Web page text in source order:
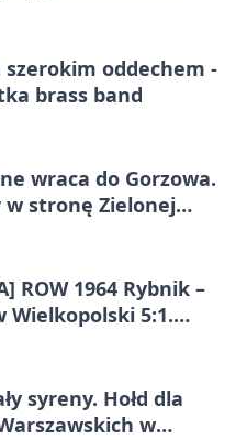
szerokim oddechem -
brass band
wraca do Gorzowa.
w stronę Zielonej
ROW 1964 Rybnik –
Wielkopolski 5:1.
III)
syreny. Hołd dla
w